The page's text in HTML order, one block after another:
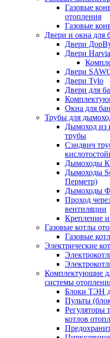
Газовые
отопления
Газовые
Двери и окна для
Двери
Двери Harvia
Двери
Двери Tylo
Двери для
Окна для
Трубы для
Дымоход из
трубы
Сэндвич
Дымоходы
Дымоходы
Перметр)
Дымоходы
Проход
вентиляции
Крепление
Газовые котлы
Газовые
Электрические
Комплектующие
системы
Блоки ТЭН
Пульты
Регуляторы
котлов